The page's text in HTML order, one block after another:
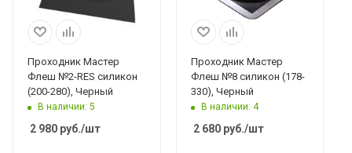
Проходник Мастер
Флеш №2-RES силикон
(200-280), Черный
В наличии: 5
2 980 руб./шт
Проходник Мастер
Флеш №8 силикон (178-
330), Черный
В наличии: 4
2 680руб./шт